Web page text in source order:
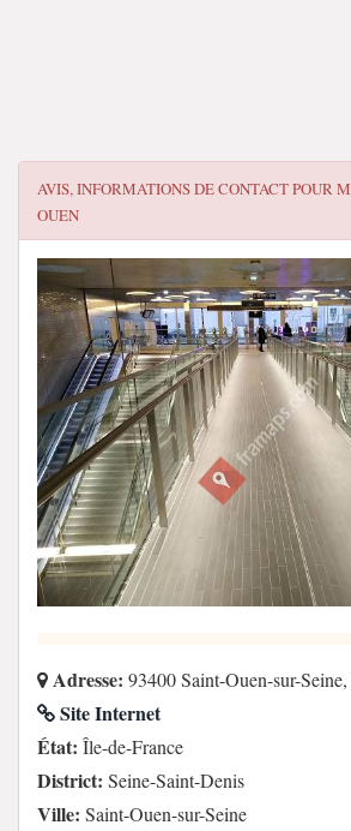
AVIS, INFORMATIONS DE CONTACT POUR
OUEN
Adresse: 93400 Saint-Ouen-sur-
Site Internet
État: Île-de-France
District: Seine-Saint-Denis
Ville: Saint-Ouen-sur-Seine